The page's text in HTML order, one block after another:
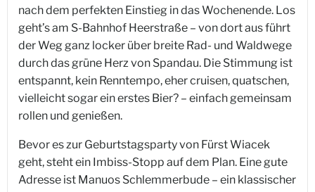
nach dem perfekten Einstieg in das Wochenende. Los
geht’s am S-Bahnhof Heerstraße – von dort aus führt
der Weg ganz locker über breite Rad- und Waldwege
durch das grüne Herz von Spandau. Die Stimmung ist
entspannt, kein Renntempo, eher cruisen, quatschen,
vielleicht sogar ein erstes Bier? – einfach gemeinsam
rollen und genießen.
Bevor es zur Geburtstagsparty von Fürst Wiacek
geht, steht ein Imbiss-Stopp auf dem Plan. Eine gute
Adresse ist Manuos Schlemmerbude – ein klassischer